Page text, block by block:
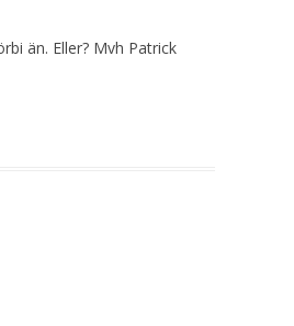
än. Eller? Mvh Patrick